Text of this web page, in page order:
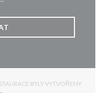
BYLY VYTVOŘENY